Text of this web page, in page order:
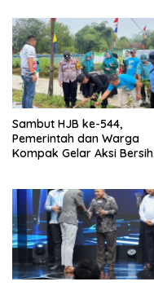
LEBONG
Sambut HJB ke-544,
Pemerintah dan Warga
Kompak Gelar Aksi Bersih